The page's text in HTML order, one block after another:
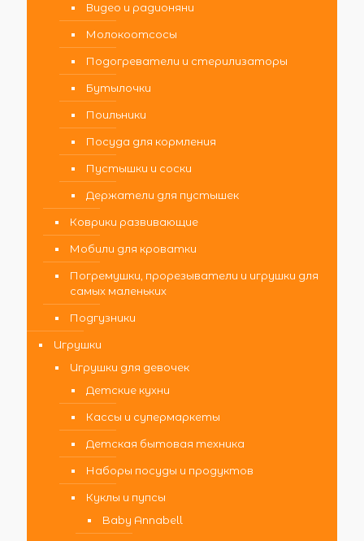
Видео и радионяни
Молокоотсосы
Подогреватели и стерилизаторы
Бутылочки
Поильники
Посуда для кормления
Пустышки и соски
Держатели для пустышек
Коврики развивающие
Мобили для кроватки
Погремушки, прорезыватели и игрушки для
самых маленьких
Подгузники
Игрушки
Игрушки для девочек
Детские кухни
Кассы и супермаркеты
Детская бытовая техника
Наборы посуды и продуктов
Куклы и пупсы
Baby Annabell